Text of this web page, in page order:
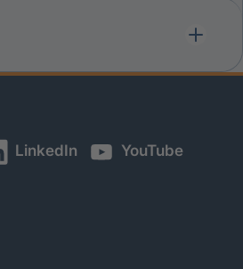
LinkedIn YouTube